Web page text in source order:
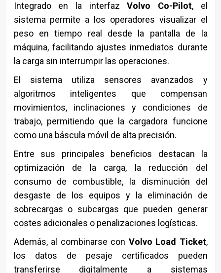
Integrado en la interfazVolvo Co-Pilot, el
sistema permite a los operadores visualizar el
peso en tiempo real desde la pantalla de la
máquina, facilitando ajustes inmediatos durante
la carga sin interrumpir las operaciones.
El sistema utiliza sensores avanzados y
algoritmos inteligentes que compensan
movimientos, inclinaciones y condiciones de
trabajo, permitiendo que la cargadora funcione
como una báscula móvil de alta precisión.
Entre sus principales beneficios destacan la
optimización de la carga, la reducción del
consumo de combustible, la disminución del
desgaste de los equipos y la eliminación de
sobrecargas o subcargas que pueden generar
costes adicionales o penalizaciones logísticas.
Además, al combinarse con Volvo Load Ticket,
los datos de pesaje certificados pueden
transferirse digitalmente a sistemas